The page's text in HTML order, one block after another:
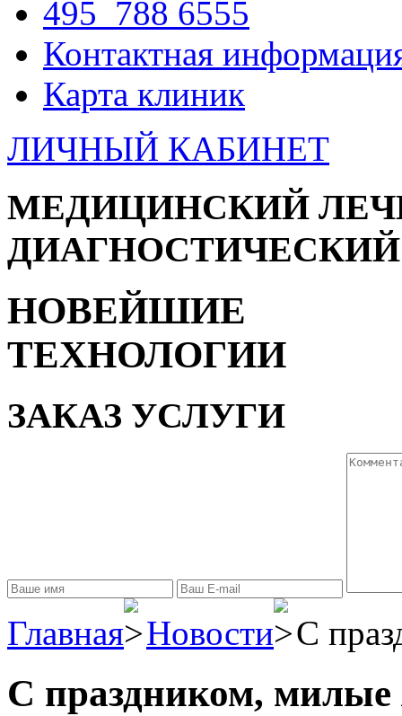
495 788 6555
Контактная
Карта клиник
ЛИЧНЫЙ КАБИНЕТ
МЕДИЦИНСКИЙ
НОВЕЙШИЕ
ТЕХНОЛОГИИ
ЗАКАЗ УСЛУГИ
Главная Новости С
С праздником,